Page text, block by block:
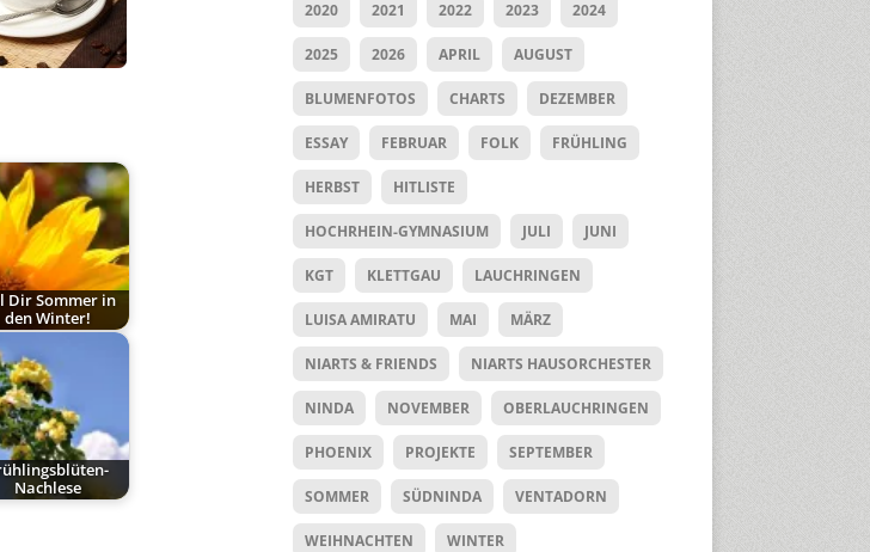
Dir Sommer in
den Winter!
Nachlese
2020 2021 2022 2023 2024
2025 2026 APRIL AUGUST
BLUMENFOTOS CHARTS DEZEMBER
ESSAY FEBRUAR FOLK FRÜHLING
HERBST HITLISTE
HOCHRHEIN-GYMNASIUM JULI JUNI
KGT KLETTGAU LAUCHRINGEN
LUISA AMIRATU MAI MÄRZ
NIARTS & FRIENDS NIARTS HAUSORCHESTER
NINDA NOVEMBER OBERLAUCHRINGEN
PHOENIX PROJEKTE SEPTEMBER
SOMMER SÜDNINDA VENTADORN
WEIHNACHTEN WINTER